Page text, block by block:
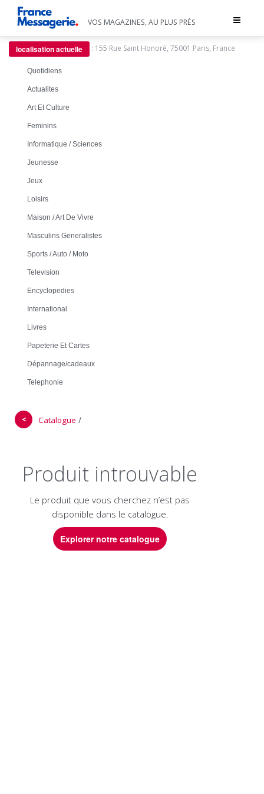
Toggle
VOS MAGAZINES, AU PLUS PRÈS
localisation actuelle : 155 Rue Saint Honoré, 75001 Paris, France
Quotidiens
Actualites
Art Et Culture
Feminins
Informatique / Sciences
Jeunesse
Jeux
Loisirs
Maison / Art De Vivre
Masculins Generalistes
Sports / Auto / Moto
Television
Encyclopedies
International
Livres
Papeterie Et Cartes
Dépannage/cadeaux
Telephonie
＜ Catalogue /
Produit introuvable
Le produit que vous cherchez n’est pas
disponible dans le catalogue.
Explorer notre catalogue